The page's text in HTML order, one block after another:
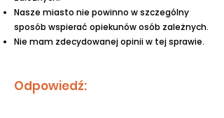
Nasze miasto nie powinno w szczególny
sposób wspierać opiekunów osób zależnych.
Nie mam zdecydowanej opinii w tej sprawie.
Odpowiedź: